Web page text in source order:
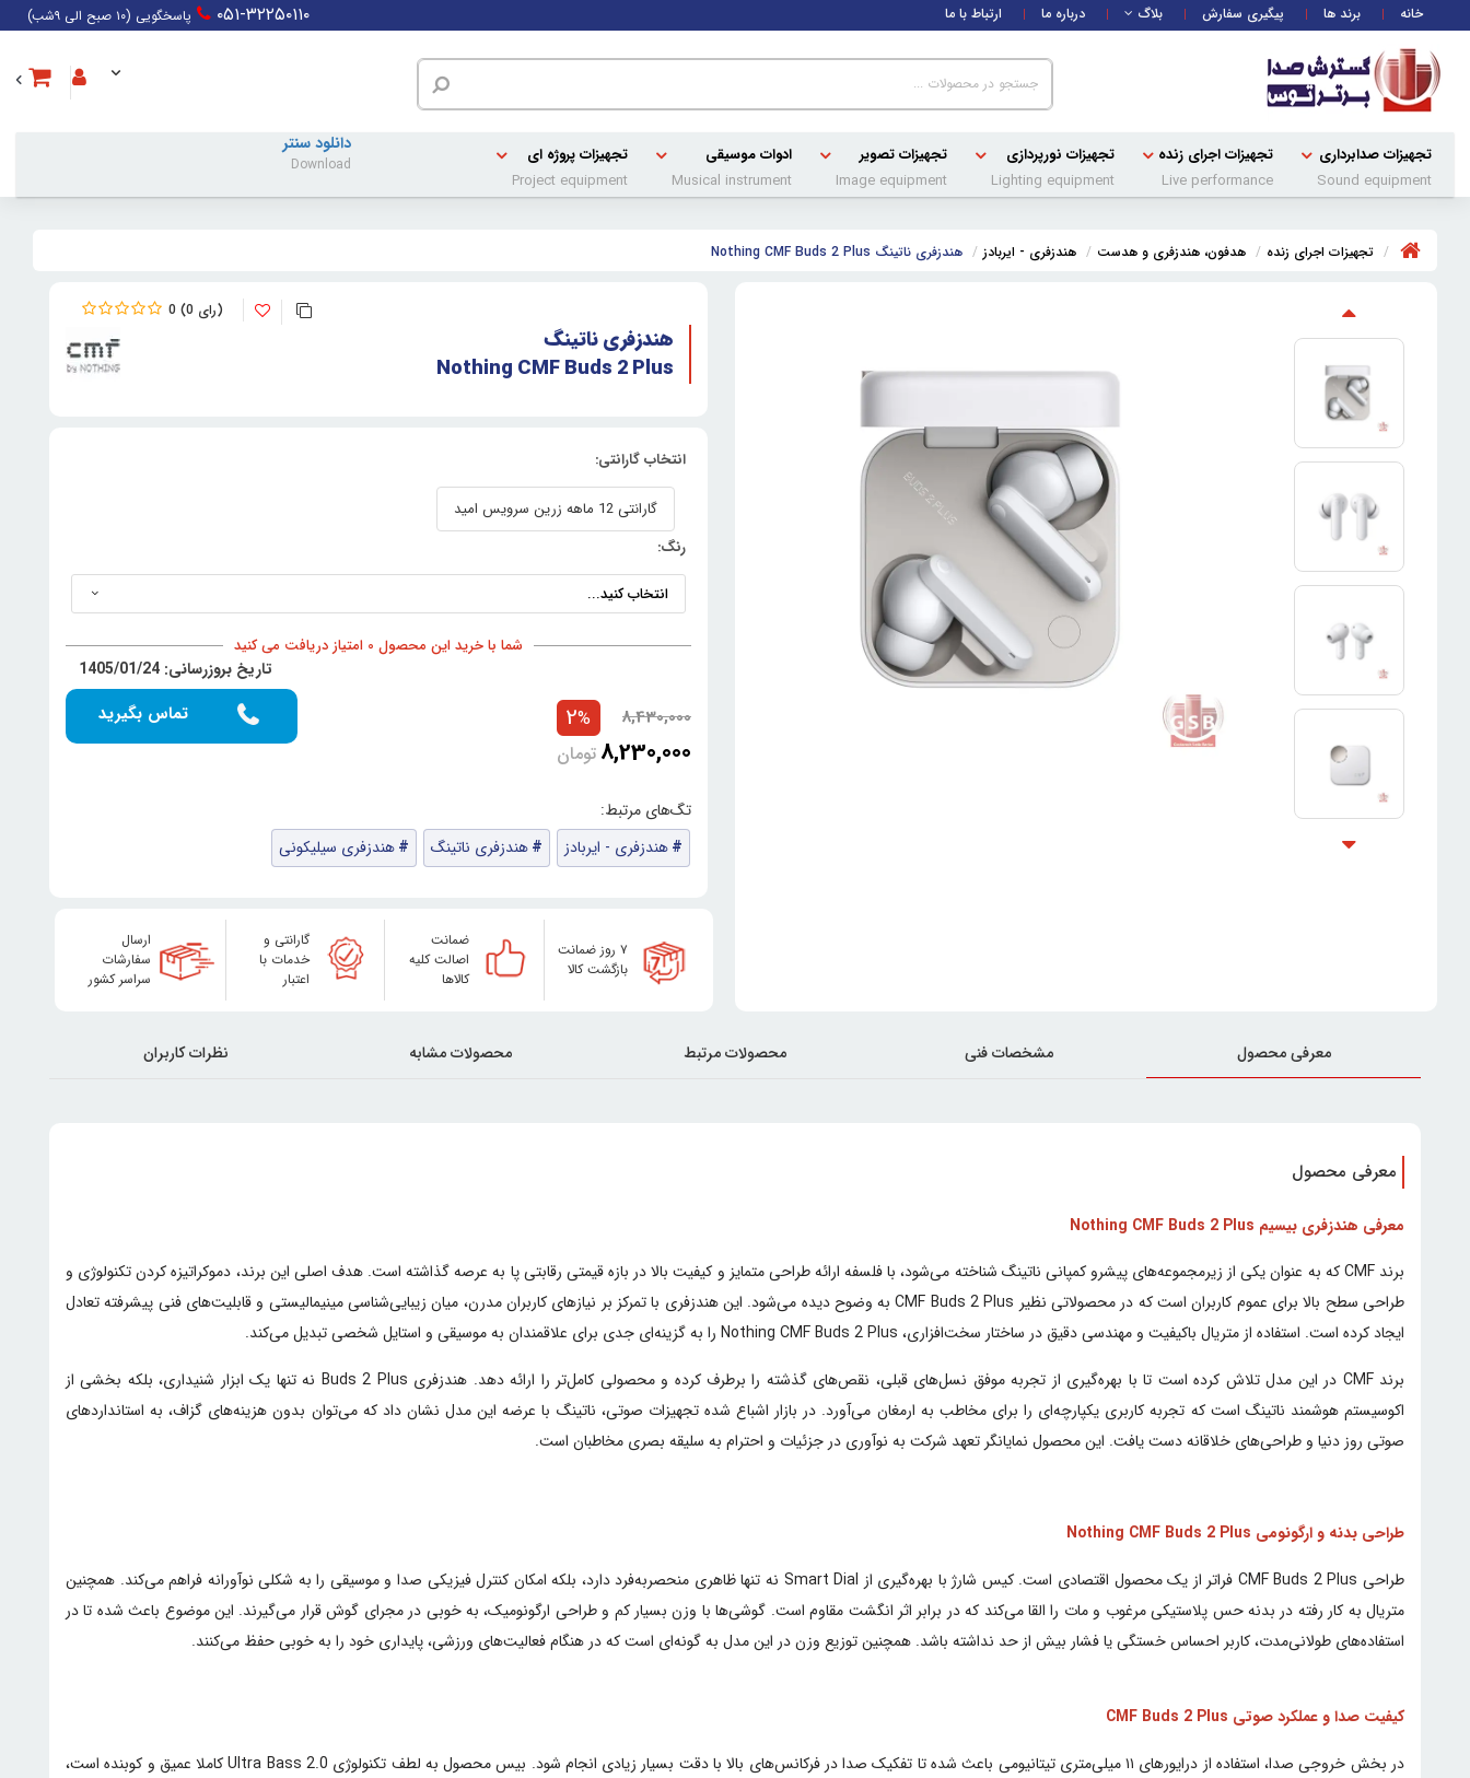
خانه برند ها پیگیری سفارش بلاگ درباره ما ارتباط با ما ۰۵۱-۳۲۲۵۰۱۱۰ پاسخگویی (۱۰ صبح الی ۹شب)
تجهیزات صدابرداری
Sound equipment
تجهیزات اجرای زنده
Live performance
تجهیزات نورپردازی
Lighting equipment
تجهیزات تصویر
Image equipment
ادوات موسیقی
Musical instrument
تجهیزات پروژه ای
Project equipment
دانلود سنتر
Download
تجهیزات اجرای زنده هدفون، هندزفری و هدست هندزفری - ایربادز هندزفری ناتینگ Nothing CMF Buds 2 Plus
0 0
هندزفری ناتینگ
Nothing CMF Buds 2 Plus
انتخاب گارانتی:
گارانتی 12 ماهه زرین سرویس امید
رنگ:
شما با خرید این محصول 0 امتیاز دریافت می کنید
8,430,000
8,230,000تومان
2% تماس بگیرید
تاریخ بروزرسانی: 1405/01/24
هندزفری - ایربادز هندزفری ناتینگ هندزفری سیلیکونی
۷ روز ضمانت
بازگشت کالا
ضمانت
اصالت کلیه
کالاها
گارانتی و
خدمات با
اعتبار
ارسال
سفارشات
سراسر کشور
معرفی محصول مشخصات فنی محصولات مرتبط محصولات مشابه نظرات کاربران
معرفی محصول
معرفی هندزفری بیسیم Nothing CMF Buds 2 Plus
برند CMF که به عنوان یکی از زیرمجموعه‌های پیشرو کمپانی ناتینگ شناخته می‌شود، با فلسفه ارائه طراحی متمایز و کیفیت بالا در بازه قیمتی رقابتی پا به عرصه گذاشته است. هدف اصلی این برند، دموکراتیزه کردن تکنولوژی و
طراحی سطح بالا برای عموم کاربران است که در محصولاتی نظیر CMF Buds 2 Plus به وضوح دیده می‌شود. این هندزفری با تمرکز بر نیازهای کاربران مدرن، میان زیبایی‌شناسی مینیمالیستی و قابلیت‌های فنی پیشرفته تعادل
ایجاد کرده است. استفاده از متریال باکیفیت و مهندسی دقیق در ساختار سخت‌افزاری، Nothing CMF Buds 2 Plus را به گزینه‌ای جدی برای علاقمندان به موسیقی و استایل شخصی تبدیل می‌کند.
برند CMF در این مدل تلاش کرده است تا با بهره‌گیری از تجربه موفق نسل‌های قبلی، نقص‌های گذشته را برطرف کرده و محصولی کامل‌تر را ارائه دهد. هندزفری Buds 2 Plus نه تنها یک ابزار شنیداری، بلکه بخشی از
اکوسیستم هوشمند ناتینگ است که تجربه کاربری یکپارچه‌ای را برای مخاطب به ارمغان می‌آورد. در بازار اشباع شده تجهیزات صوتی، ناتینگ با عرضه این مدل نشان داد که می‌توان بدون هزینه‌های گزاف، به استانداردهای
صوتی روز دنیا و طراحی‌های خلاقانه دست یافت. این محصول نمایانگر تعهد شرکت به نوآوری در جزئیات و احترام به سلیقه بصری مخاطبان است.
طراحی بدنه و ارگونومی Nothing CMF Buds 2 Plus
طراحی CMF Buds 2 Plus فراتر از یک محصول اقتصادی است. کیس شارژ با بهره‌گیری از Smart Dial نه تنها ظاهری منحصربه‌فرد دارد، بلکه امکان کنترل فیزیکی صدا و موسیقی را به شکلی نوآورانه فراهم می‌کند. همچنین
متریال به کار رفته در بدنه حس پلاستیکی مرغوب و مات را القا می‌کند که در برابر اثر انگشت مقاوم است. گوشی‌ها با وزن بسیار کم و طراحی ارگونومیک، به خوبی در مجرای گوش قرار می‌گیرند. این موضوع باعث شده تا در
استفاده‌های طولانی‌مدت، کاربر احساس خستگی یا فشار بیش از حد نداشته باشد. همچنین توزیع وزن در این مدل به گونه‌ای است که در هنگام فعالیت‌های ورزشی، پایداری خود را به خوبی حفظ می‌کنند.
کیفیت صدا و عملکرد صوتی CMF Buds 2 Plus
در بخش خروجی صدا، استفاده از درایورهای ۱۱ میلی‌متری تیتانیومی باعث شده تا تفکیک صدا در فرکانس‌های بالا با دقت بسیار زیادی انجام شود. بیس محصول به لطف تکنولوژی Ultra Bass 2.0 کاملا عمیق و کوبنده است،